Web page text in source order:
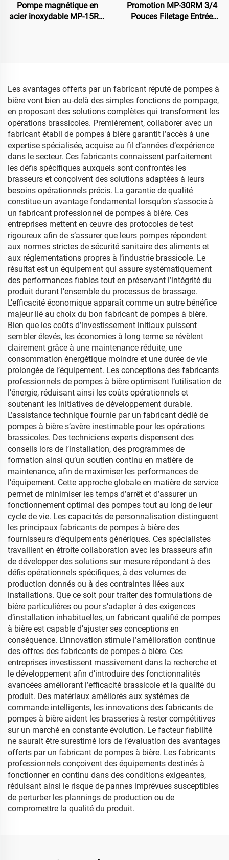
Pompe magnétique en
acier inoxydable MP-15RM
Promotion MP-30RM 3/4
Pouces Filetage Entrée
Les avantages offerts par un fabricant réputé de pompes à
bière vont bien au-delà des simples fonctions de pompage,
en proposant des solutions complètes qui transforment les
opérations brassicoles. Premièrement, collaborer avec un
fabricant établi de pompes à bière garantit l’accès à une
expertise spécialisée, acquise au fil d’années d’expérience
dans le secteur. Ces fabricants connaissent parfaitement
les défis spécifiques auxquels sont confrontés les
brasseurs et conçoivent des solutions adaptées à leurs
besoins opérationnels précis. La garantie de qualité
constitue un avantage fondamental lorsqu’on s’associe à
un fabricant professionnel de pompes à bière. Ces
entreprises mettent en œuvre des protocoles de test
rigoureux afin de s’assurer que leurs pompes répondent
aux normes strictes de sécurité sanitaire des aliments et
aux réglementations propres à l’industrie brassicole. Le
résultat est un équipement qui assure systématiquement
des performances fiables tout en préservant l’intégrité du
produit durant l’ensemble du processus de brassage.
L’efficacité économique apparaît comme un autre bénéfice
majeur lié au choix du bon fabricant de pompes à bière.
Bien que les coûts d’investissement initiaux puissent
sembler élevés, les économies à long terme se révèlent
clairement grâce à une maintenance réduite, une
consommation énergétique moindre et une durée de vie
prolongée de l’équipement. Les conceptions des fabricants
professionnels de pompes à bière optimisent l’utilisation de
l’énergie, réduisant ainsi les coûts opérationnels et
soutenant les initiatives de développement durable.
L’assistance technique fournie par un fabricant dédié de
pompes à bière s’avère inestimable pour les opérations
brassicoles. Des techniciens experts dispensent des
conseils lors de l’installation, des programmes de
formation ainsi qu’un soutien continu en matière de
maintenance, afin de maximiser les performances de
l’équipement. Cette approche globale en matière de service
permet de minimiser les temps d’arrêt et d’assurer un
fonctionnement optimal des pompes tout au long de leur
cycle de vie. Les capacités de personnalisation distinguent
les principaux fabricants de pompes à bière des
fournisseurs d’équipements génériques. Ces spécialistes
travaillent en étroite collaboration avec les brasseurs afin
de développer des solutions sur mesure répondant à des
défis opérationnels spécifiques, à des volumes de
production donnés ou à des contraintes liées aux
installations. Que ce soit pour traiter des formulations de
bière particulières ou pour s’adapter à des exigences
d’installation inhabituelles, un fabricant qualifié de pompes
à bière est capable d’ajuster ses conceptions en
conséquence. L’innovation stimule l’amélioration continue
des offres des fabricants de pompes à bière. Ces
entreprises investissent massivement dans la recherche et
le développement afin d’introduire des fonctionnalités
avancées améliorant l’efficacité brassicole et la qualité du
produit. Des matériaux améliorés aux systèmes de
commande intelligents, les innovations des fabricants de
pompes à bière aident les brasseries à rester compétitives
sur un marché en constante évolution. Le facteur fiabilité
ne saurait être surestimé lors de l’évaluation des avantages
offerts par un fabricant de pompes à bière. Les fabricants
professionnels conçoivent des équipements destinés à
fonctionner en continu dans des conditions exigeantes,
réduisant ainsi le risque de pannes imprévues susceptibles
de perturber les plannings de production ou de
compromettre la qualité du produit.